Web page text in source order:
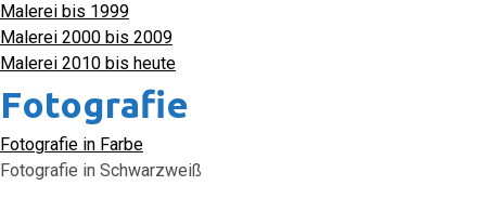
Malerei bis 1999
Malerei 2000 bis 2009
Malerei 2010 bis heute
Fotografie
Fotografie in Farbe
Fotografie in Schwarzweiß